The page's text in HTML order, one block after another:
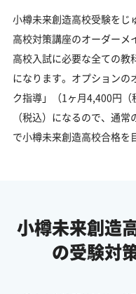
小樽未来創造高校受験をじ
高校対策講座のオーダーメ
高校入試に必要な全ての教
になります。オプションの
ク指導」（1ヶ月4,400円
（税込）になるので、通
で小樽未来創造高校合格を
小樽未来創造
の受験対